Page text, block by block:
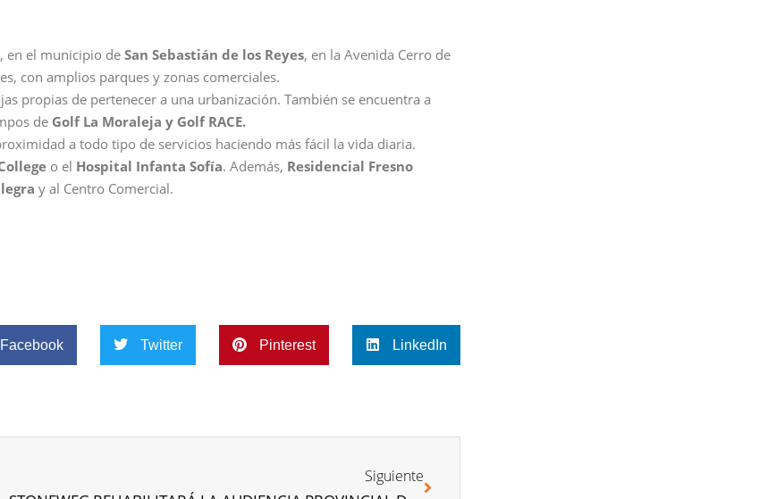
en el municipio de San Sebastián de los Reyes, en la Avenida Cerro de
con amplios parques y zonas comerciales.
propias de pertenecer a una urbanización. También se encuentra a
de Golf La Moraleja y Golf RACE.
a todo tipo de servicios haciendo más fácil la vida diaria.
o el Hospital Infanta Sofía. Además, Residencial Fresno
y al Centro Comercial.
Facebook Twitter Pinterest LinkedIn
Siguiente